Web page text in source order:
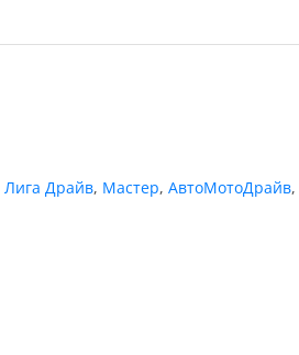
Лига Драйв, Мастер, АвтоМотоДрайв,